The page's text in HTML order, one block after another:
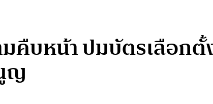
คืบหน้า ปมบัตรเลือก
ญ